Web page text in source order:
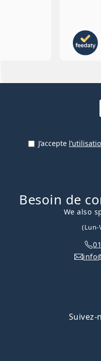
J’accepte
Besoin de
We also
(Lun-
Suivez-